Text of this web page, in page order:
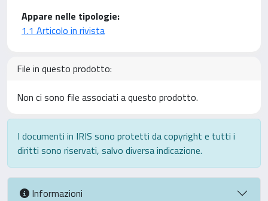
Appare nelle tipologie:
1.1 Articolo in rivista
File in questo prodotto:
Non ci sono file associati a questo prodotto.
I documenti in IRIS sono protetti da copyright e tutti i
diritti sono riservati, salvo diversa indicazione.
Informazioni